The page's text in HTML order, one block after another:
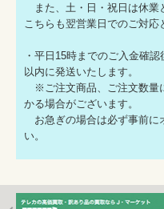
また、土・日・祝日は休業
こちらも翌営業日でのご対
・平日15時までのご入金確
以内に発送いたします。
※ご注文商品、ご注文数量
かる場合がございます。
お急ぎの場合は必ず事前に
い。